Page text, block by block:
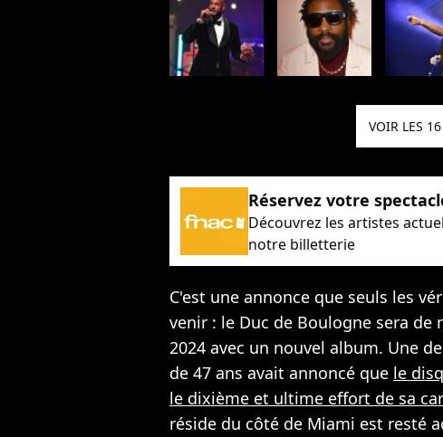
VOIR LES
Réservez votre
Découvrez les artistes
notre billetterie
C'est une annonce que seuls les
venir : le Duc de Boulogne sera
2024 avec un nouvel album. Une
de 47 ans avait annoncé que le
le dixième et ultime effort de sa
réside du côté de Miami est resté